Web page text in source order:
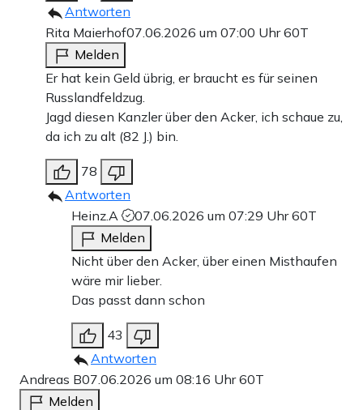
Antworten
Rita Maierhof07.06.2026 um 07:00 Uhr60T
Melden
Er hat kein Geld übrig, er braucht es für seinen
Russlandfeldzug.
Jagd diesen Kanzler über den Acker, ich schaue zu,
da ich zu alt (82 J.) bin.
78
Antworten
Heinz.A
07.06.2026 um 07:29 Uhr60T
Melden
Nicht über den Acker, über einen Misthaufen
wäre mir lieber.
Das passt dann schon
43
Antworten
Andreas B07.06.2026 um 08:16 Uhr60T
Melden